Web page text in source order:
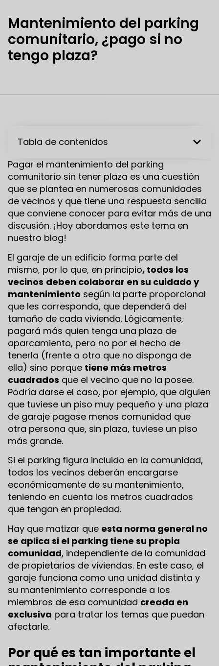
Mantenimiento del parking
comunitario, ¿pago si no
tengo plaza?
Tabla de contenidos
Pagar el mantenimiento del parking
comunitario sin tener plaza es una cuestión
que se plantea en numerosas comunidades
de vecinos y que tiene una respuesta sencilla
que conviene conocer para evitar más de una
discusión. ¡Hoy abordamos este tema en
nuestro blog!
El garaje de un edificio forma parte del
mismo, por lo que, en principio, todos los
vecinos deben colaborar en su cuidado y
mantenimiento según la parte proporcional
que les corresponda, que dependerá del
tamaño de cada vivienda. Lógicamente,
pagará más quien tenga una plaza de
aparcamiento, pero no por el hecho de
tenerla (frente a otro que no disponga de
ella) sino porque tiene más metros
cuadrados que el vecino que no la posee.
Podría darse el caso, por ejemplo, que alguien
que tuviese un piso muy pequeño y una plaza
de garaje pagase menos comunidad que
otra persona que, sin plaza, tuviese un piso
más grande.
Si el parking figura incluido en la comunidad,
todos los vecinos deberán encargarse
económicamente de su mantenimiento,
teniendo en cuenta los metros cuadrados
que tengan en propiedad.
Hay que matizar que esta norma general no
se aplica si el parking tiene su propia
comunidad, independiente de la comunidad
de propietarios de viviendas. En este caso, el
garaje funciona como una unidad distinta y
su mantenimiento corresponde a los
miembros de esa comunidad creada en
exclusiva para tratar los temas que puedan
afectarle.
Por qué es tan importante el